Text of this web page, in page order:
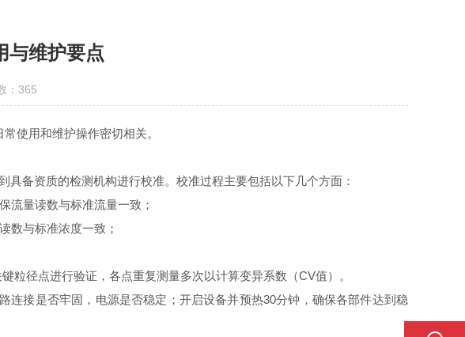
与维护要点
：365
使用和维护操作密切相关。
备资质的检测机构进行校准。校准过程主要包括以下几个方面：
量读数与标准流量一致；
与标准浓度一致；
径点进行验证，各点重复测量多次以计算变异系数（CV值）。
接是否牢固，电源是否稳定；开启设备并预热30分钟，确保各部件达到稳